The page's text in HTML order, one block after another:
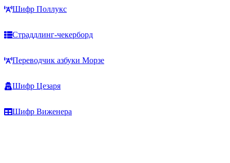
Шифр Поллукс
Страддлинг-чекерборд
Переводчик азбуки Морзе
Шифр Цезаря
Шифр Виженера